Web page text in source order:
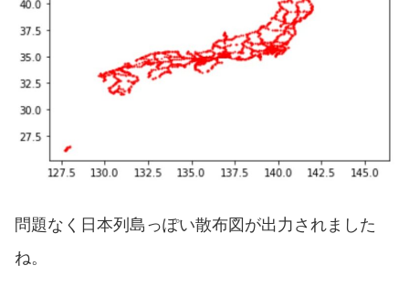
問題なく日本列島っぽい散布図が出力されました
ね。